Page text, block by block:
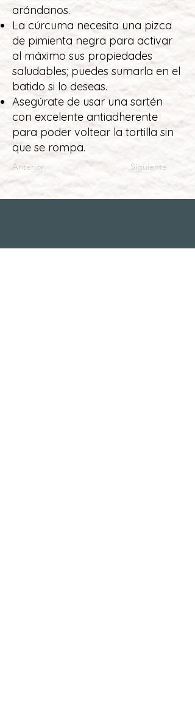
arándanos.
La cúrcuma necesita una pizca
de pimienta negra para activar
al máximo sus propiedades
saludables; puedes sumarla en el
batido si lo deseas.
Asegúrate de usar una sartén
con excelente antiadherente
para poder voltear la tortilla sin
que se rompa.
Anterior Siguiente